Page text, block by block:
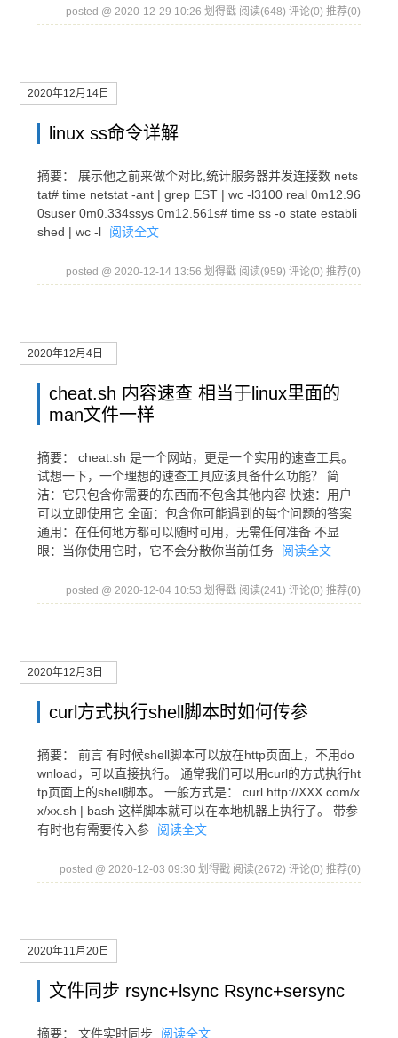
posted @ 2020-12-29 10:26 划得戳 阅读(648) 评论(0) 推荐(0)
2020年12月14日
linux ss命令详解
摘要： 展示他之前来做个对比,统计服务器并发连接数 nets
tat# time netstat -ant | grep EST | wc -l3100 real 0m12.96
0suser 0m0.334ssys 0m12.561s# time ss -o state establi
shed | wc -l
阅读全文
posted @ 2020-12-14 13:56 划得戳 阅读(959) 评论(0) 推荐(0)
2020年12月4日
cheat.sh 内容速查 相当于linux里面的
man文件一样
摘要： cheat.sh 是一个网站，更是一个实用的速查工具。
试想一下，一个理想的速查工具应该具备什么功能？ 简
洁：它只包含你需要的东西而不包含其他内容 快速：用户
可以立即使用它 全面：包含你可能遇到的每个问题的答案
通用：在任何地方都可以随时可用，无需任何准备 不显
眼：当你使用它时，它不会分散你当前任务
阅读全文
posted @ 2020-12-04 10:53 划得戳 阅读(241) 评论(0) 推荐(0)
2020年12月3日
curl方式执行shell脚本时如何传参
摘要： 前言 有时候shell脚本可以放在http页面上，不用do
wnload，可以直接执行。 通常我们可以用curl的方式执行ht
tp页面上的shell脚本。 一般方式是： curl http://XXX.com/x
x/xx.sh | bash 这样脚本就可以在本地机器上执行了。 带参
有时也有需要传入参
阅读全文
posted @ 2020-12-03 09:30 划得戳 阅读(2672) 评论(0) 推荐(0)
2020年11月20日
文件同步 rsync+lsync Rsync+sersync
摘要： 文件实时同步 阅读全文